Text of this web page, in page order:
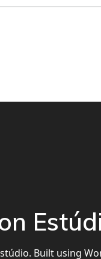
Built using